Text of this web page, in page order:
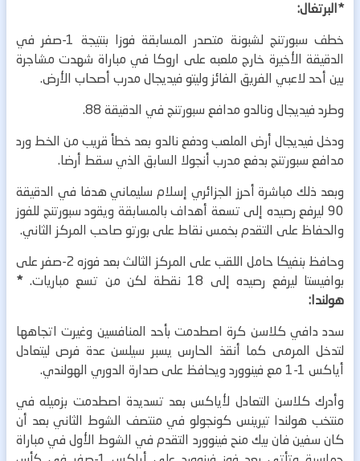
*البرتغال:
خطف سبورتنج لشبونة متصدر المسابقة فوزا بنتيجة 1-صفر في
الدقيقة الأخيرة خارج ملعبه على اروكا في مباراة شهدت مشاجرة
بين أحد لاعبي الفريق الفائز وليتو فيديجال مدرب أصحاب الأرض.
وطرد فيديجال ونالدو مدافع سبورتنج في الدقيقة 88.
ودخل فيديجال أرض الملعب ودفع نالدو بعد خطأ قريب من الخط ورد
مدافع سبورتنج بدفع مدرب أنجولا السابق الذي سقط أرضا.
وبعد ذلك مباشرة أحرز الجزائري إسلام سليماني هدفا في الدقيقة
90 ليرفع رصيده إلى تسعة أهداف بالمسابقة ويقود سبورتنج للفوز
والحفاظ على التقدم بخمس نقاط على بورتو صاحب المركز الثاني.
وحافظ بنفيكا حامل اللقب على المركز الثالث بعد فوزه 2-صفر على
بوافيستا ليرفع رصيده إلى 18 نقطة لكن من تسع مباريات.
*
هولندا:
سدد دافي كلاسن كرة اصطدمت بأحد المنافسين وغيرت اتجاهها
لتدخل المرمى كما أنقذ الحارس يسبر سيلسن عدة فرص ليتعادل
أياكس 1-1 مع فينوورد ويحافظ على صدارة الدوري الهولندي.
وأدرك كلاسن التعادل لأياكس بعد تسديدة اصطدمت بزميله في
منتخب هولندا تيرينس كونجولو في منتصف الشوط الثاني بعد أن
كان سفين فان بيك منح فينوورد التقدم في الشوط الأول في مباراة